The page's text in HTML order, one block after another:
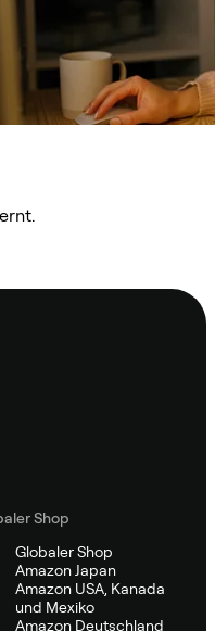
Shop
Globaler Shop
Amazon Japan
Amazon USA, Kanada
und Mexiko
Amazon Deutschland